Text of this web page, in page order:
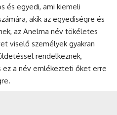
és egyedi, ami kiemeli
akik az egyediségre és
az Anelma név tökéletes
viselő személyek gyakran
rendelkeznek,
a név emlékezteti őket erre